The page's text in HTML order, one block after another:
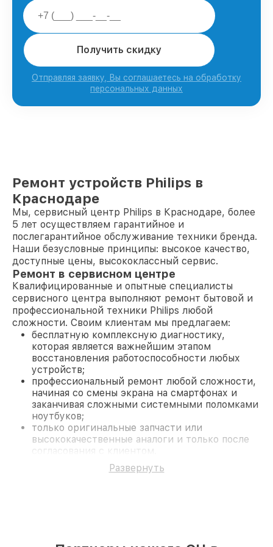
Получить скидку
Отправляя заявку, Вы соглашаетесь на обработку
персональных данных
Ремонт устройств Philips в
Краснодаре
Мы, сервисный центр Philips в Краснодаре, более
5 лет осуществляем гарантийное и
послегарантийное обслуживание техники бренда.
Наши безусловные принципы: высокое качество,
доступные цены, высококлассный сервис.
Ремонт в сервисном центре
Квалифицированные и опытные специалисты
сервисного центра выполняют ремонт бытовой и
профессиональной техники Philips любой
сложности. Своим клиентам мы предлагаем:
бесплатную комплексную диагностику,
которая является важнейшим этапом
восстановления работоспособности любых
устройств;
профессиональный ремонт любой сложности,
начиная со смены экрана на смартфонах и
заканчивая сложными системными поломками
ноутбуков;
только оригинальные запчасти или
высококачественные аналоги и только после
согласования с клиентом.
На все работы и замененные комплектующие
предоставляется длительная гарантия. В случае
Развернуть